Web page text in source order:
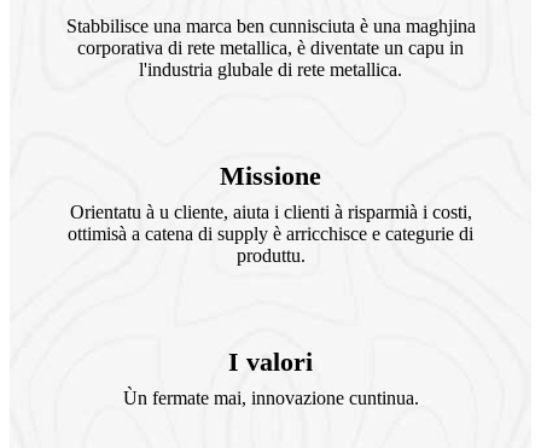
Stabbilisce una marca ben cunnisciuta è una maghjina
corporativa di rete metallica, è diventate un capu in
l'industria glubale di rete metallica.
Missione
Orientatu à u cliente, aiuta i clienti à risparmià i costi,
ottimisà a catena di supply è arricchisce e categurie di
produttu.
I valori
Ùn fermate mai, innovazione cuntinua.